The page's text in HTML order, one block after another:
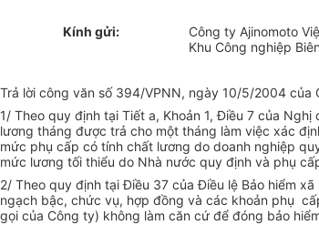
Kính gửi:
Công ty Ajinomoto
Khu Công nghiệp
Trả lời công văn số 394/VPNN, ngày 10/5/2004 của
1/ Theo quy định tại Tiết a, Khoản 1, Điều 7 của
lương tháng được trả cho một tháng làm việc xác
mức phụ cấp có tính chất lương do doanh nghiệp
mức lương tối thiểu do Nhà nước quy định và phụ
2/ Theo quy định tại Điều 37 của Điều lệ Bảo hiểm
ngạch bậc, chức vụ, hợp đồng và các khoản phụ
gọi của Công ty) không làm căn cứ để đóng bảo